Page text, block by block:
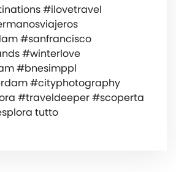
#ilovetravel
#sanfrancisco
#winterlove
#bnesimppl
#cityphotography
#traveldeeper #scoperta
tutto